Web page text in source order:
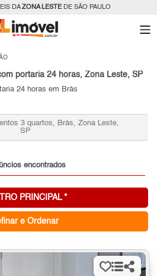
DAZONA LESTEDE SÃO PAULO
portaria 24 horas, Zona Leste, SP
24 horas em Brás
3 quartos, Brás, Zona Leste,
SP
encontrados
PRINCIPAL *
e Ordenar